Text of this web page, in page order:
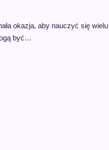
okazja, aby nauczyć się wielu
być…